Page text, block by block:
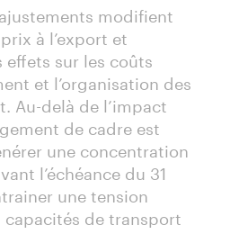
modifient
à l’export et
sur les coûts
et l’organisation des
Au-delà de l’impact
de cadre est
une concentration
l’échéance du 31
une tension
de transport